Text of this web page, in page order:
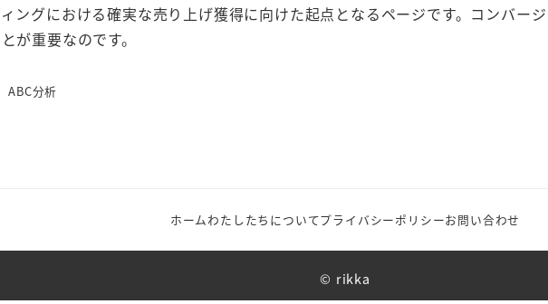
ングにおける確実な売り上げ獲得に向けた起点となるページです。コンバー
が重要なのです。
ABC分析
ホームわたしたちについてプライバシーポリシーお問い合わせ
© rikka